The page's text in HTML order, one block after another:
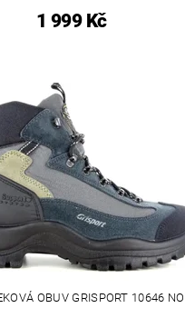
1 999 Kč
OBUV GRISPORT 10646